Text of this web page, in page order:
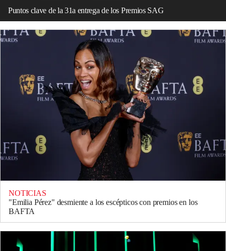
Puntos clave de la 31a entrega de los Premios SAG
NOTICIAS
"Emilia Pérez" desmiente a los escépticos con premios en los
BAFTA